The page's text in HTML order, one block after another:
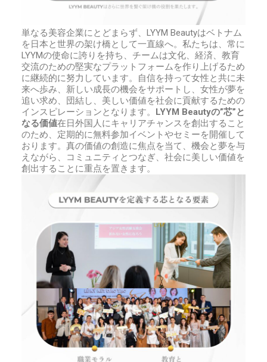
単なる美容企業にとどまらず、 LYYM Beautyはベトナム
を日本と世界の架け橋として一直線へ。私たちは、常に
LYYMの使命に誇りを持ち、チームは文化、経済、教育
交流のための堅実なプラットフォームを作り上げるため
に継続的に努力しています。自信を持って女性と共に未
来へ歩み、新しい成長の機会をサポートし、女性が夢を
追い求め、団結し、美しい価値を社会に貢献するための
インスピレーションとなります。 LYYM Beautyの”芯”と
なる価値在日外国人にキャリアチャンスを創出すること
のため、定期的に無料参加イベントやセミーを開催して
おります。真の価値の創造に焦点を当て、機会と夢を与
えながら、コミュニティとつなぎ、社会に美しい価値を
創出することに重点を置きます。